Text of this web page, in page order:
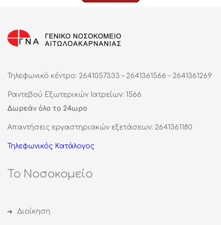
Τηλεφωνικό κέντρο: 2641057333 – 2641361566 – 2641361269
Ραντεβού Εξωτερικών Ιατρείων: 1566
Δωρεάν όλο το 24ωρο
Απαντήσεις εργαστηριακών εξετάσεων: 2641361180
Τηλεφωνικός Κατάλογος
Το Νοσοκομείο
Διοίκηση